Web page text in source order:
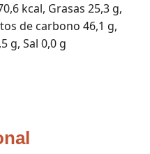
kcal, Grasas 25,3 g,
de carbono 46,1 g,
g, Sal 0,0 g